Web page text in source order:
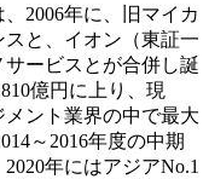
活用されていく機会
2006年に、旧マイカ
と、イオン（東証一
ービスとが合併し誕
億円に上り、現
ント業界の中で最大
～2016年度の中期
年にはアジアNo.1